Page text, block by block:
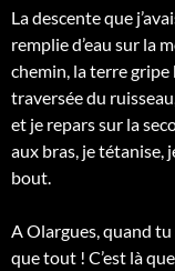
La descente que
remplie d’eau sur la
chemin, la terre gripe
traversée du
et je repars sur la
aux bras, je tétanise,
bout.
A Olargues, quand
que tout ! C’est là